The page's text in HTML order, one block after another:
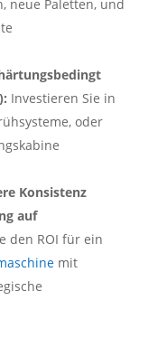
neue Paletten, und
Investieren Sie in
oder
Konsistenz
auf
den ROI für ein
mit